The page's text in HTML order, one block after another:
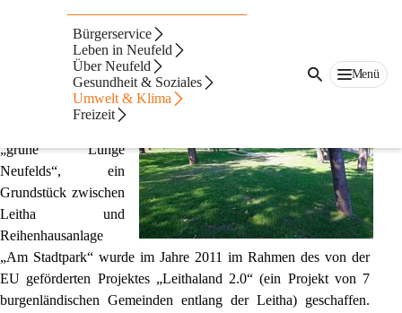
Bürgerservice
Leben in Neufeld
Über Neufeld
Gesundheit & Soziales
Umwelt & Klima
Freizeit
Menü
Grüne Oase
Die grüne Lunge Neufelds
Naherholungsgebiet
„grüne Lunge
Neufelds“, ein
Grundstück zwischen
Leitha und
Reihenhausanlage
„Am Stadtpark“ wurde im Jahre 2011 im Rahmen des von der
EU geförderten Projektes „Leithaland 2.0“ (ein Projekt von 7
burgenländischen Gemeinden entlang der Leitha) geschaffen.